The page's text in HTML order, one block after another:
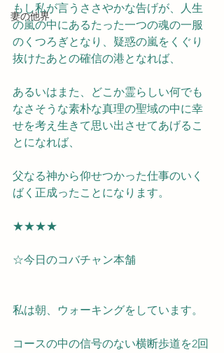
妻の他界
もし私が言うささやかな告げが、人生
の嵐の中にあるたった一つの魂の一服
のくつろぎとなり、疑惑の嵐をくぐり
抜けたあとの確信の港となれば、
あるいはまた、どこか霊らしい何でも
なさそうな素朴な真理の聖域の中に幸
せを考え生きて思い出させてあげるこ
とになれば、
父なる神から仰せつかった仕事のいく
ばく正成ったことになります。
★★★★
☆今日のコバチャン本舗
私は朝、ウォーキングをしています。
コースの中の信号のない横断歩道を2回